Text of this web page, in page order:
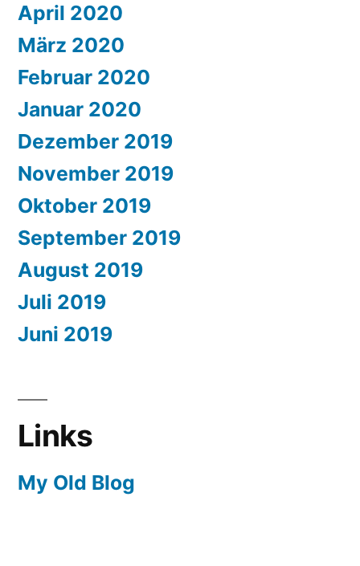
April 2020
März 2020
Februar 2020
Januar 2020
Dezember 2019
November 2019
Oktober 2019
September 2019
August 2019
Juli 2019
Juni 2019
Links
My Old Blog